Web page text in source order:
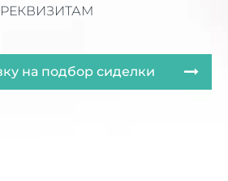
РЕКВИЗИТАМ
на подбор сиделки